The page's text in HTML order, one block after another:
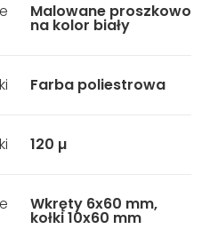
Malowane proszkowo
na kolor biały
Farba poliestrowa
120 µ
Wkręty 6x60 mm,
kołki 10x60 mm